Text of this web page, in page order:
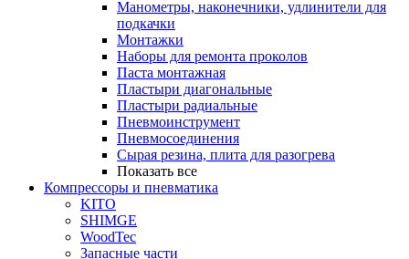
Манометры, наконечники, удлинители для
подкачки
Монтажки
Наборы для ремонта проколов
Паста монтажная
Пластыри диагональные
Пластыри радиальные
Пневмоинструмент
Пневмосоединения
Сырая резина, плита для разогрева
Показать все
Компрессоры и пневматика
KITO
SHIMGE
WoodTec
Запасные части